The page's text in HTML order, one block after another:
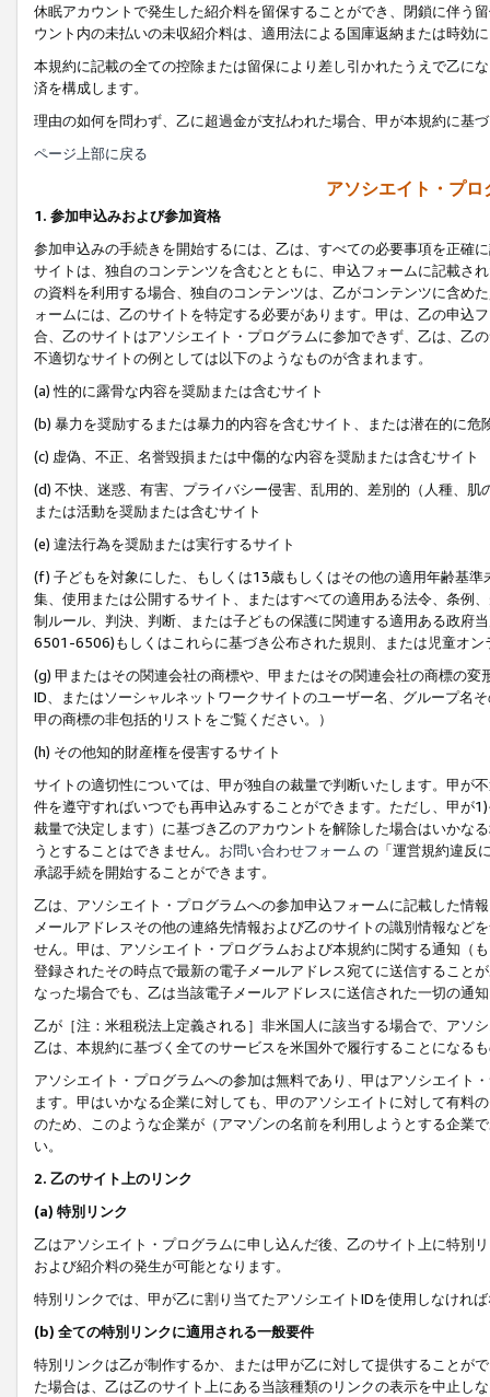
休眠アカウントで発生した紹介料を留保することができ、閉鎖に伴う
ウント内の未払いの未収紹介料は、適用法による国庫返納または時効
本規約に記載の全ての控除または留保により差し引かれたうえで乙に
済を構成します。
理由の如何を問わず、乙に超過金が支払われた場合、甲が本規約に基
ページ上部に戻る
アソシエイト・プ
1. 参加申込みおよび参加資格
参加申込みの手続きを開始するには、乙は、すべての必要事項を正確
サイトは、独自のコンテンツを含むとともに、申込フォームに記載さ
の資料を利用する場合、独自のコンテンツは、乙がコンテンツに含め
ォームには、乙のサイトを特定する必要があります。甲は、乙の申込
合、乙のサイトはアソシエイト・プログラムに参加できず、乙は、乙
不適切なサイトの例としては以下のようなものが含まれます。
(a) 性的に露骨な内容を奨励または含むサイト
(b) 暴力を奨励するまたは暴力的内容を含むサイト、または潜在的に
(c) 虚偽、不正、名誉毀損または中傷的な内容を奨励または含むサイト
(d) 不快、迷惑、有害、プライバシー侵害、乱用的、差別的（人種、
または活動を奨励または含むサイト
(e) 違法行為を奨励または実行するサイト
(f) 子どもを対象にした、もしくは13歳もしくはその他の適用年齢基
集、使用または公開するサイト、またはすべての適用ある法令、条例
制ルール、判決、判断、または子どもの保護に関連する適用ある政府
6501-6506)もしくはこれらに基づき公布された規則、または児童オン
(g) 甲またはその関連会社の商標や、甲またはその関連会社の商標の
ID、またはソーシャルネットワークサイトのユーザー名、グループ名
甲の商標の非包括的リストをご覧ください。）
(h) その他知的財産権を侵害するサイト
サイトの適切性については、甲が独自の裁量で判断いたします。甲が
件を遵守すればいつでも再申込みすることができます。ただし、甲が
裁量で決定します）に基づき乙のアカウントを解除した場合はいかな
うとすることはできません。 お問い合わせフォーム の「運営規約違反
承認手続を開始することができます。
乙は、アソシエイト・プログラムへの参加申込フォームに記載した情
メールアドレスその他の連絡先情報および乙のサイトの識別情報など
せん。甲は、アソシエイト・プログラムおよび本規約に関する通知（
登録されたその時点で最新の電子メールアドレス宛てに送信すること
なった場合でも、乙は当該電子メールアドレスに送信された一切の通
乙が［注：米租税法上定義される］非米国人に該当する場合で、アソ
乙は、本規約に基づく全てのサービスを米国外で履行することになる
アソシエイト・プログラムへの参加は無料であり、甲はアソシエイト
ます。甲はいかなる企業に対しても、甲のアソシエイトに対して有料
のため、このような企業が（アマゾンの名前を利用しようとする企業
い。
2. 乙のサイト上のリンク
(a) 特別リンク
乙はアソシエイト・プログラムに申し込んだ後、乙のサイト上に特別
および紹介料の発生が可能となります。
特別リンクでは、甲が乙に割り当てたアソシエイトIDを使用しなけれ
(b) 全ての特別リンクに適用される一般要件
特別リンクは乙が制作するか、または甲が乙に対して提供することが
た場合は、乙は乙のサイト上にある当該種類のリンクの表示を中止し